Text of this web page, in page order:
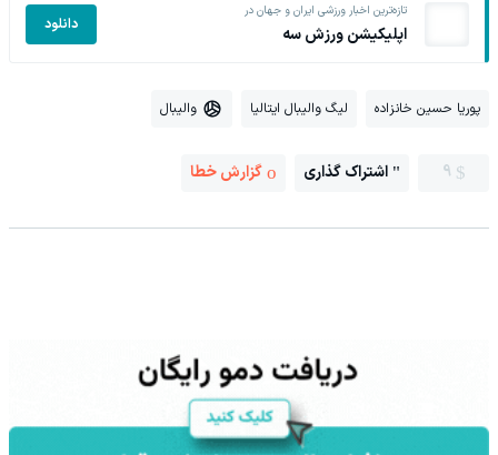
تازه‌ترین اخبار ورزشی ایران و جهان در
اپلیکیشن ورزش سه دانلود
پوریا حسین خانزاده لیگ والیبال ایتالیا والیبال
9 اشتراک گذاری گزارش خطا